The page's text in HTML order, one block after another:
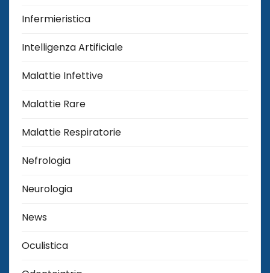
Infermieristica
Intelligenza Artificiale
Malattie Infettive
Malattie Rare
Malattie Respiratorie
Nefrologia
Neurologia
News
Oculistica